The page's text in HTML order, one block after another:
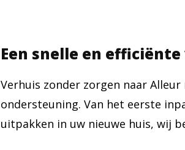
Een snelle en
Verhuis zonder zorgen naar
ondersteuning. Van het eerste
uitpakken in uw nieuwe huis, wij